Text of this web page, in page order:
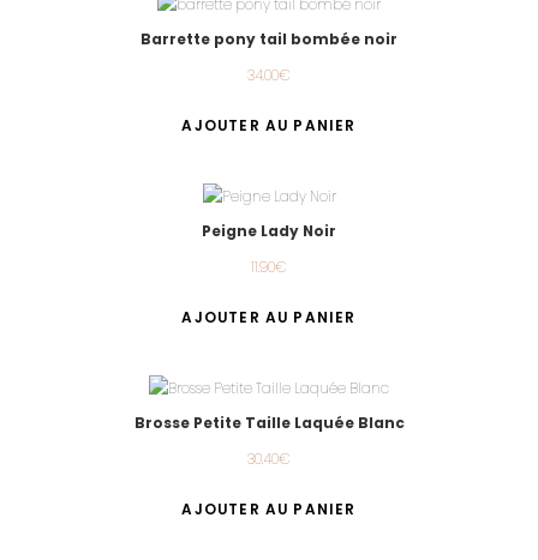
Barrette pony tail bombée noir
34.00€
AJOUTER AU PANIER
Peigne Lady Noir
11.90€
AJOUTER AU PANIER
Brosse Petite Taille Laquée Blanc
30.40€
AJOUTER AU PANIER